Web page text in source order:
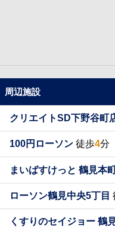
周辺施設
クリエイトSD下野谷町
100円ローソン 徒歩4分
まいばすけっと 鶴見本
ローソン鶴見中央5丁目
くすりのセイジョー 鶴